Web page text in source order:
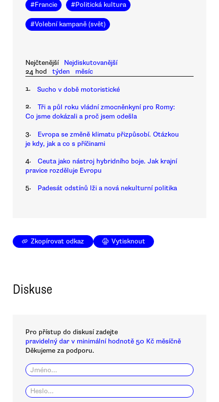
#Francie #Politická kultura
#Volební kampaně (svět)
Nejčtenější
Nejdiskutovanější
24 hod
týden měsíc
1. Sucho v době motoristické
2.
Tři a půl roku vládní zmocněnkyní pro Romy:
Co jsme dokázali a proč jsem odešla
3.
Evropa se změně klimatu přizpůsobí. Otázkou
je kdy, jak a co s příčinami
4.
Ceuta jako nástroj hybridního boje. Jak krajní
pravice rozděluje Evropu
5. Padesát odstínů lži a nová nekulturní politika
Zkopírovat odkaz Vytisknout
Diskuse
Pro přístup do diskusí zadejte
pravidelný dar v minimální hodnotě 50 Kč měsíčně
Děkujeme za podporu.